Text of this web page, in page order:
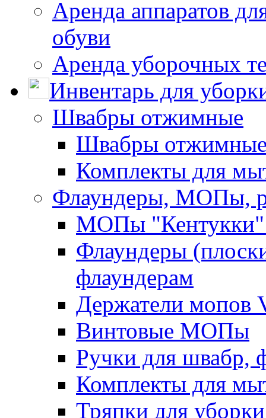
Аренда аппаратов
обуви
Аренда уборочных
Инвентарь для
Швабры отжимные
Швабры
Комплекты для
Флаундеры, МОПы,
МОПы "Кентукки"
Флаундеры
флаундерам
Держатели мопов
Винтовые МОПы
Ручки для швабр,
Комплекты для
Тряпки для